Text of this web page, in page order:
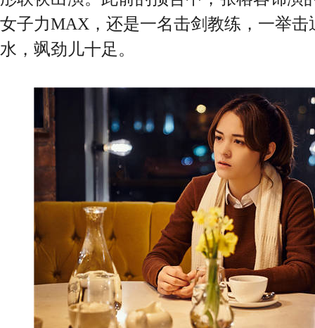
女子力MAX，还是一名击剑教练，一举击
水，飒劲儿十足。